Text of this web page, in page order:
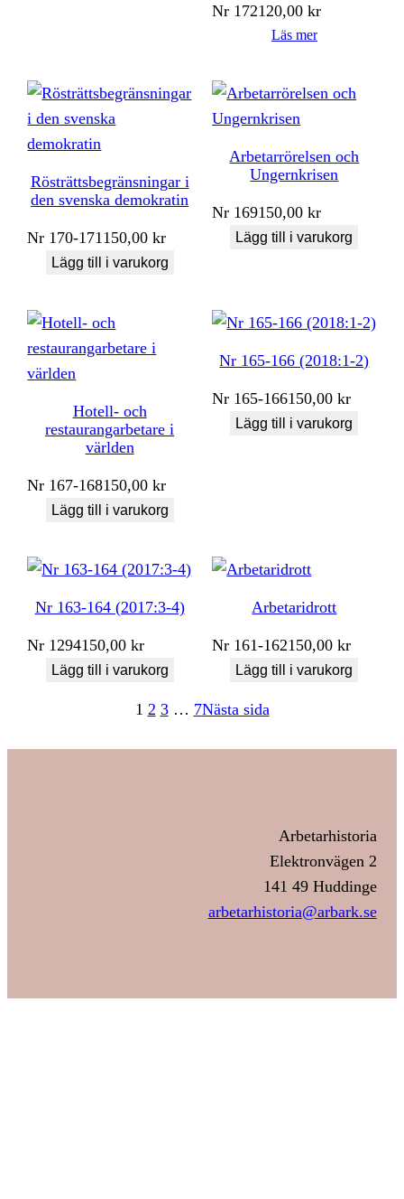
Nr 172120,00kr
Läs mer
Rösträttsbegränsningar i
den svenska demokratin
Nr 170-171150,00kr
Lägg till i varukorg
Arbetarrörelsen och
Ungernkrisen
Nr 169150,00kr
Lägg till i varukorg
Hotell- och
restaurangarbetare i
världen
Nr 167-168150,00kr
Lägg till i varukorg
Nr 165-166 (2018:1-2)
Nr 165-166150,00kr
Lägg till i varukorg
Nr 163-164 (2017:3-4)
Nr 1294150,00kr
Lägg till i varukorg
Arbetaridrott
Nr 161-162150,00kr
Lägg till i varukorg
1 2 3 … 7Nästa sida
Arbetarhistoria
Elektronvägen 2
141 49 Huddinge
arbetarhistoria@arbark.se